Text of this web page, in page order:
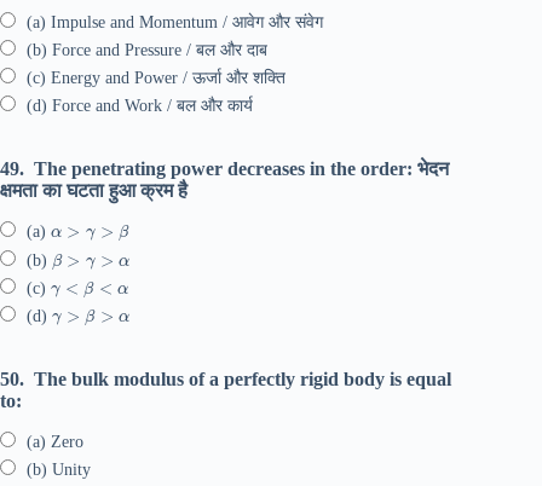
(a) Impulse and Momentum / आवेग और संवेग
(b) Force and Pressure / बल और दाब
(c) Energy and Power / ऊर्जा और शक्ति
(d) Force and Work / बल और कार्य
49. The penetrating power decreases in the order: भेदन
क्षमता का घटता हुआ क्रम है
(a) >
(b) β>
(c) <α
(d) >α
50. The bulk modulus of a perfectly rigid body is equal
to:
(a) Zero
(b) Unity